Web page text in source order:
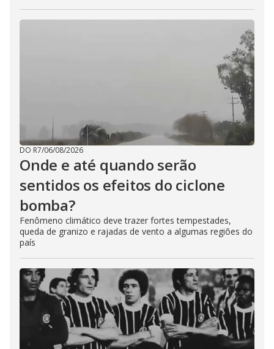
DO R7/06/08/2026
Onde e até quando serão
sentidos os efeitos do ciclone
bomba?
Fenômeno climático deve trazer fortes tempestades,
queda de granizo e rajadas de vento a algumas regiões do
país